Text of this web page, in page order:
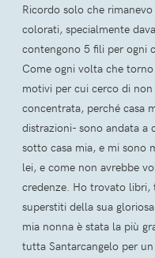
Ricordo solo che
colorati, specialmente
contengono 5 fili per ogni
Come ogni volta che
motivi per cui cerco di
concentrata, perché casa
distrazioni- sono andata a
sotto casa mia, e mi sono
lei, e come non avrebbe
credenze. Ho trovato
superstiti della sua
mia nonna è stata la più
tutta Santarcangelo per